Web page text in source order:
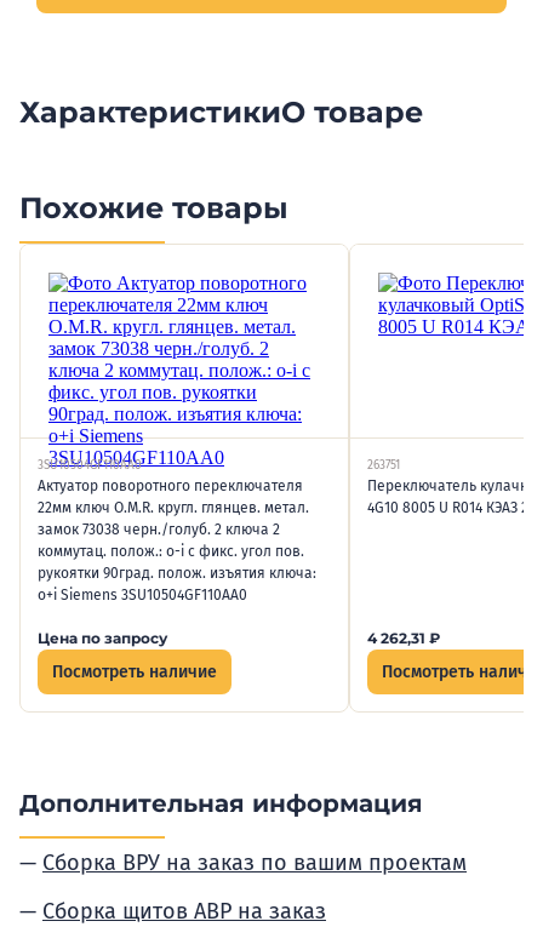
ХарактеристикиО товаре
Похожие товары
3SU10504GF110AA0
Актуатор поворотного переключателя
22мм ключ O.M.R. кругл. глянцев. метал.
замок 73038 черн./голуб. 2 ключа 2
коммутац. полож.: o-i с фикс. угол пов.
рукоятки 90град. полож. изъятия ключа:
o+i Siemens 3SU10504GF110AA0
Цена по запросу
Посмотреть наличие
263751
Переключатель
4G10 8005 U R014 КЭАЗ
4 262,31 ₽
Посмотреть
Дополнительная информация
Сборка ВРУ на заказ по вашим проектам
Сборка щитов АВР на заказ